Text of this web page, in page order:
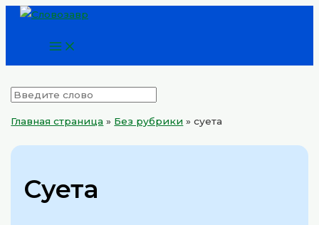
Перейти
содержимому
Main
Menu
Главная страница » Без рубрики »суета
Суета